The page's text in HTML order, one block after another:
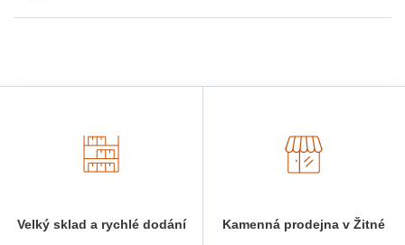
Velký sklad a rychlé dodání Kamenná prodejna v Žitné